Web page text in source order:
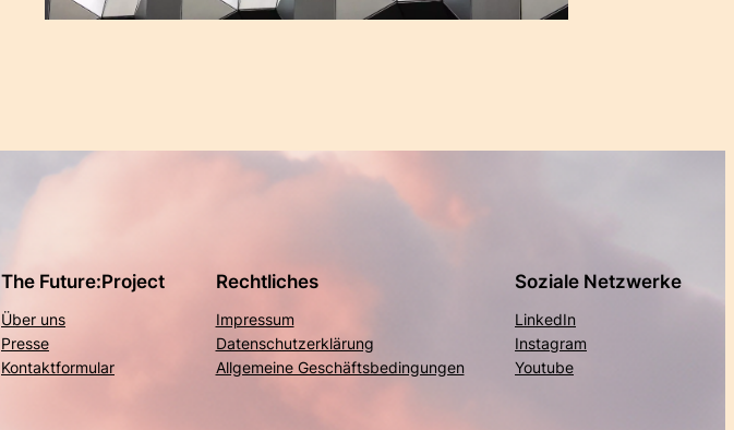
The Future:Project
Über uns
Presse
Kontaktformular
Rechtliches
Impressum
Datenschutzerklärung
Allgemeine Geschäftsbedingungen
Soziale Netzwerke
LinkedIn
Instagram
Youtube